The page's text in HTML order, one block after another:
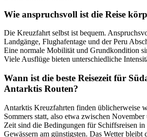
Wie anspruchsvoll ist die Reise
Die Kreuzfahrt selbst ist bequem.
Landgänge, Flughafentage und der Peru
Eine normale Mobilität und Grundkondition
Viele Ausflüge bieten unterschiedliche
Wann ist die beste Reisezeit für
Antarktis Routen?
Antarktis Kreuzfahrten finden üblicherweise
Sommers statt, also etwa zwischen
Zeit sind die Bedingungen für Schiffsreisen in
Gewässern am günstigsten. Das Wetter bleibt